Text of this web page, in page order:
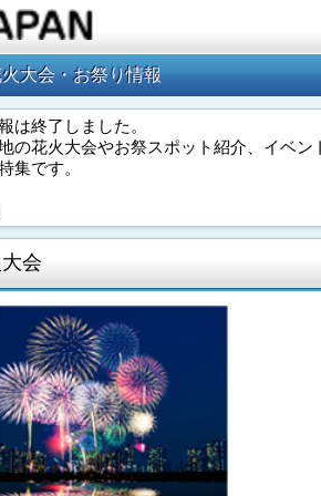
大会・お祭り情報
は終了しました。
の花火大会やお祭スポット紹介、イベン
集です。
会